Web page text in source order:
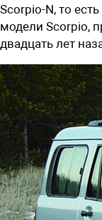
Scorpio-N, то
модели Scorpio,
двадцать лет